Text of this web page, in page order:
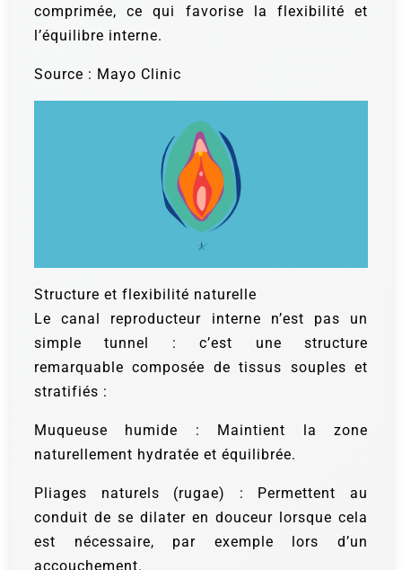
comprimée, ce qui favorise la flexibilité et
l’équilibre interne.
Source : Mayo Clinic
Structure et flexibilité naturelle
Le canal reproducteur interne n’est pas un
simple tunnel : c’est une structure
remarquable composée de tissus souples et
stratifiés :
Muqueuse humide : Maintient la zone
naturellement hydratée et équilibrée.
Pliages naturels (rugae) : Permettent au
conduit de se dilater en douceur lorsque cela
est nécessaire, par exemple lors d’un
accouchement.